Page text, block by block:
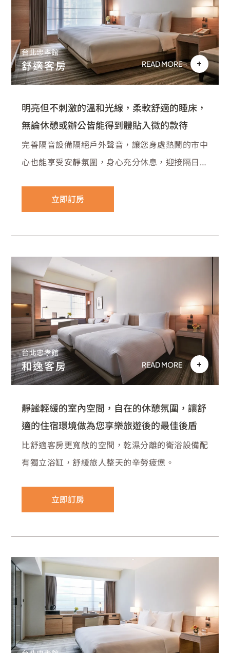
台北忠孝館
舒適客房 READ MORE
明亮但不刺激的溫和光線，柔軟舒適的睡床，
無論休憩或辦公皆能得到體貼入微的款待
完善隔音設備隔絕戶外聲音，讓您身處熱鬧的市中
心也能享受安靜氛圍，身心充分休息，迎接隔日的
立即訂房
台北忠孝館
和逸客房 READ MORE
靜謐輕緩的室內空間，自在的休憩氛圍，讓舒
適的住宿環境做為您享樂旅遊後的最佳後盾
比舒適客房更寬敞的空間，乾濕分離的衛浴設備配
有獨立浴缸，舒緩旅人整天的辛勞疲憊。
立即訂房